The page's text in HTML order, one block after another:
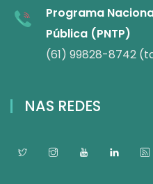
Programa
Pública (PNTP)
(61) 99828-8742
NAS REDES